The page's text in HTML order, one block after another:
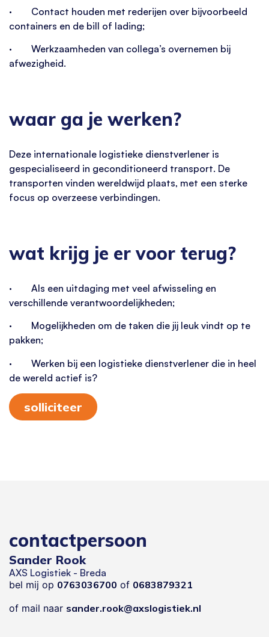
· Contact houden met rederijen over bijvoorbeeld
containers en de bill of lading;
· Werkzaamheden van collega’s overnemen bij
afwezigheid.
waar ga je werken?
Deze internationale logistieke dienstverlener is
gespecialiseerd in geconditioneerd transport. De
transporten vinden wereldwijd plaats, met een sterke
focus op overzeese verbindingen.
wat krijg je er voor terug?
· Als een uitdaging met veel afwisseling en
verschillende verantwoordelijkheden;
· Mogelijkheden om de taken die jij leuk vindt op te
pakken;
· Werken bij een logistieke dienstverlener die in heel
de wereld actief is?
solliciteer
contactpersoon
Sander Rook
AXS Logistiek - Breda
bel mij op 0763036700 of 0683879321
of mail naar sander.rook@axslogistiek.nl